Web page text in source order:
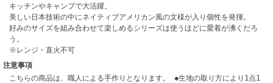
キッチンやキャンプで大活躍。
美しい日本技術の中にネイティブアメリカン風の文様が入り個性を発揮。
好みのサイズを組み合わせて楽しめるシリーズは使うほどに愛着が沸くだろ
う。
※レンジ・直火不可
注意事項
こちらの商品は、職人による手作りとなります。 ◆生地の取り方により1点1